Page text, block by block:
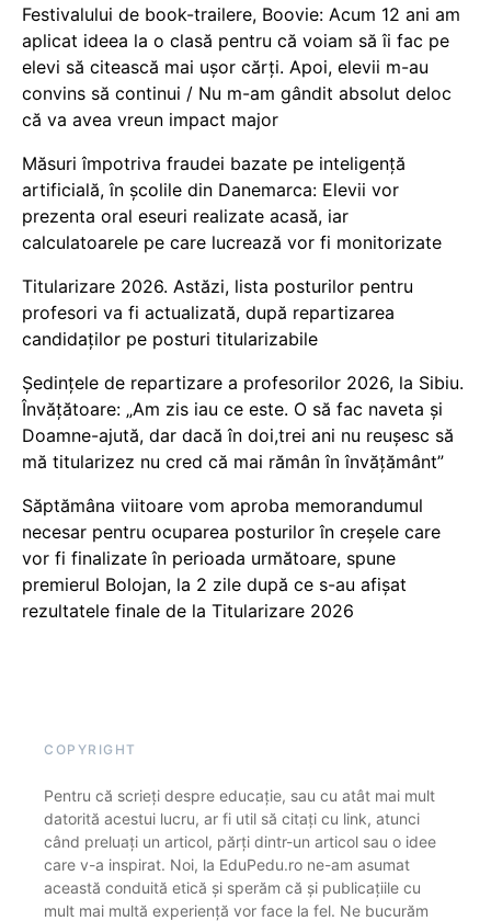
Festivalului de book-trailere, Boovie: Acum 12 ani am
aplicat ideea la o clasă pentru că voiam să îi fac pe
elevi să citească mai ușor cărți. Apoi, elevii m-au
convins să continui / Nu m-am gândit absolut deloc
că va avea vreun impact major
Măsuri împotriva fraudei bazate pe inteligență
artificială, în școlile din Danemarca: Elevii vor
prezenta oral eseuri realizate acasă, iar
calculatoarele pe care lucrează vor fi monitorizate
Titularizare 2026. Astăzi, lista posturilor pentru
profesori va fi actualizată, după repartizarea
candidaților pe posturi titularizabile
Ședințele de repartizare a profesorilor 2026, la Sibiu.
Învățătoare: „Am zis iau ce este. O să fac naveta și
Doamne-ajută, dar dacă în doi,trei ani nu reușesc să
mă titularizez nu cred că mai rămân în învățământ”
Săptămâna viitoare vom aproba memorandumul
necesar pentru ocuparea posturilor în creșele care
vor fi finalizate în perioada următoare, spune
premierul Bolojan, la 2 zile după ce s-au afișat
rezultatele finale de la Titularizare 2026
COPYRIGHT
Pentru că scrieți despre educație, sau cu atât mai mult
datorită acestui lucru, ar fi util să citați cu link, atunci
când preluați un articol, părți dintr-un articol sau o idee
care v-a inspirat. Noi, la EduPedu.ro ne-am asumat
această conduită etică și sperăm că și publicațiile cu
mult mai multă experiență vor face la fel. Ne bucurăm